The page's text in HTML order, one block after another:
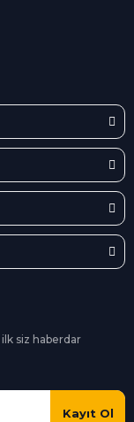
siz haberdar
Kayıt Ol